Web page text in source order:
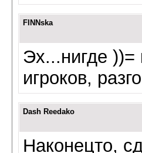
FINNska
Эх...нигде
игроков,
Dash Reedako
Наконецто,